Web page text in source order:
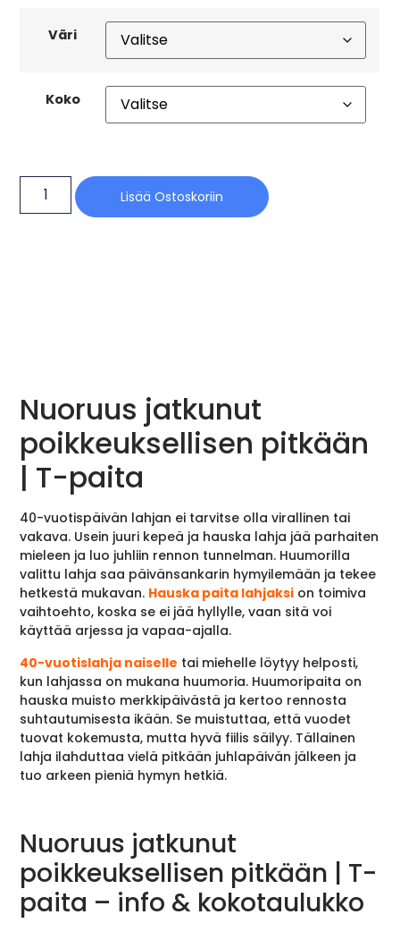
Väri
Koko
Lisää Ostoskoriin
Nuoruus jatkunut
poikkeuksellisen pitkään
| T-paita
40-vuotispäivän lahjan ei tarvitse olla virallinen tai
vakava. Usein juuri kepeä ja hauska lahja jää parhaiten
mieleen ja luo juhliin rennon tunnelman. Huumorilla
valittu lahja saa päivänsankarin hymyilemään ja tekee
hetkestä mukavan. Hauska paita lahjaksi on toimiva
vaihtoehto, koska se ei jää hyllylle, vaan sitä voi
käyttää arjessa ja vapaa-ajalla.
40-vuotislahja naiselle tai miehelle löytyy helposti,
kun lahjassa on mukana huumoria. Huumoripaita on
hauska muisto merkkipäivästä ja kertoo rennosta
suhtautumisesta ikään. Se muistuttaa, että vuodet
tuovat kokemusta, mutta hyvä fiilis säilyy. Tällainen
lahja ilahduttaa vielä pitkään juhlapäivän jälkeen ja
tuo arkeen pieniä hymyn hetkiä.
Nuoruus jatkunut
poikkeuksellisen pitkään | T-
paita – info & kokotaulukko